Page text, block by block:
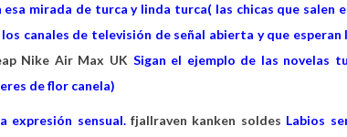
mirada de turca y linda turca( las chicas que salen
los canales de televisión de señal abierta y que
Nike Air Max UK Sigan el ejemplo de las novelas
de flor canela)
expresión sensual. fjallraven kanken soldes Labios